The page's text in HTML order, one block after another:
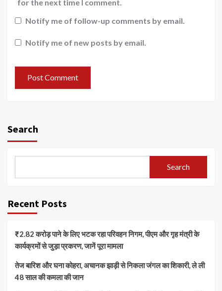
for the next time I comment.
Notify me of follow-up comments by email.
Notify me of new posts by email.
Search
Search
Recent Posts
₹2.82 करोड़ पाने के लिए भटक रहा परिवहन निगम, पीएम और गृह मंत्री के
कार्यक्रमों से जुड़ा प्रकरण, जानें पूरा मामला
तेज बारिश और घना कोहरा, अचानक झाड़ी से निकला जंगल का शिकारी, ले ली
48 साल की कमला की जान